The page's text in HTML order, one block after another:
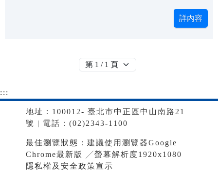
:::
地址：100012- 臺北市中正區中山南路21
號 | 電話：(02)2343-1100
最佳瀏覽狀態：建議使用瀏覽器Google
Chrome最新版 ╱螢幕解析度1920x1080
隱私權及安全政策宣示